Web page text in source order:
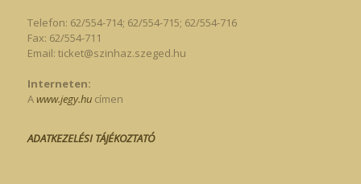
Telefon: 62/554-714; 62/554-715; 62/554-716
Fax: 62/554-711
Email: ticket@szinhaz.szeged.hu
Interneten:
Awww.jegy.hucímen
ADATKEZELÉSI TÁJÉKOZTATÓ